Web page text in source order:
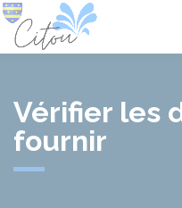
Vérifier les
fournir